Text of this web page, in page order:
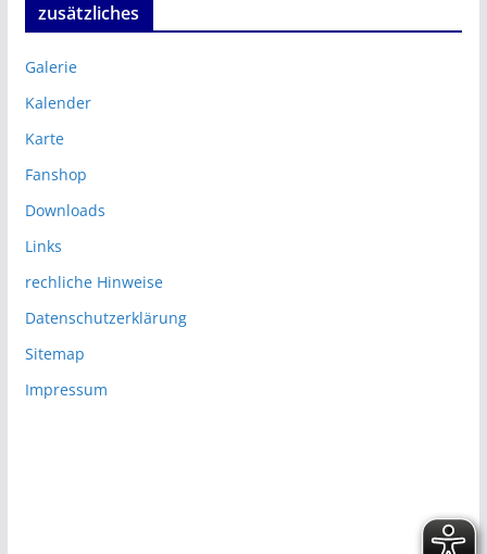
zusätzliches
Galerie
Kalender
Karte
Fanshop
Downloads
Links
rechliche Hinweise
Datenschutzerklärung
Sitemap
Impressum